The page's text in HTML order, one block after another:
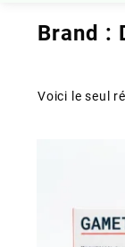
Brand :
Voici le seul